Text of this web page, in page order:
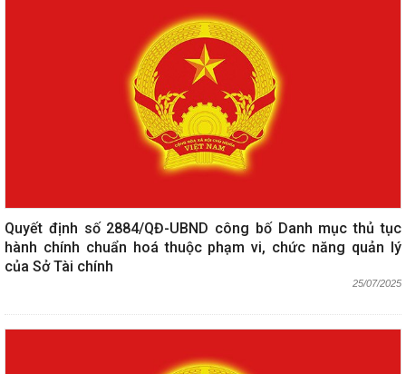
Quyết định số 2884/QĐ-UBND công bố Danh mục thủ tục
hành chính chuẩn hoá thuộc phạm vi, chức năng quản lý
của Sở Tài chính
25/07/2025